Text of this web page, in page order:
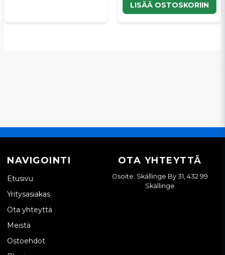
LISÄÄ OSTOSKORIIN
NAVIGOINTI
Etusivu
Yritysasiakas
Ota yhteyttä
Meistä
Ostoehdot
OTA YHTEYTTÄ
Osoite: Skällinge By 31, 432 99
Skällinge